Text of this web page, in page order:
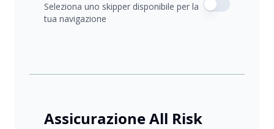
Seleziona uno skipper disponibile per la
tua navigazione
Assicurazione All Risk